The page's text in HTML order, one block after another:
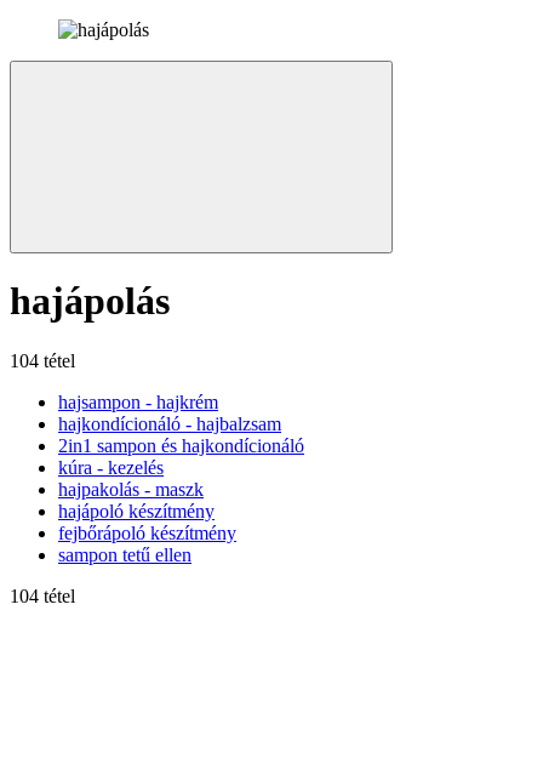
hajápolás
104 tétel
hajsampon - hajkrém
hajkondícionáló - hajbalzsam
2in1 sampon és hajkondícionáló
kúra - kezelés
hajpakolás - maszk
hajápoló készítmény
fejbőrápoló készítmény
sampon tetű ellen
104 tétel